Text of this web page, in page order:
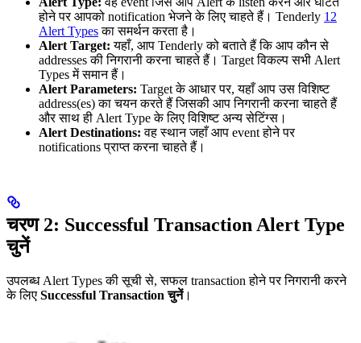
होने पर आपको notification भेजने के लिए चाहते हैं। Tenderly 12
Alert Typesका समर्थन करता है।
Alert Target: यहाँ, आप Tenderly को बताते हैं कि आप कौन से
addresses की निगरानी करना चाहते हैं। Target विकल्प सभी Alert
Types में समान हैं।
Alert Parameters: Target के आधार पर, यहाँ आप उस विशिष्ट
address(es) का चयन करते हैं जिसकी आप निगरानी करना चाहते हैं
और साथ ही Alert Type के लिए विशिष्ट अन्य सेटिंग्स।
Alert Destinations: वह स्थान जहाँ आप event होने पर
notifications प्राप्त करना चाहते हैं।
चरण 2: Successful Transaction Alert Type
चुनें
उपलब्ध Alert Types की सूची से, सफल transaction होने पर निगरानी करने
के लिए Successful Transaction चुनें।